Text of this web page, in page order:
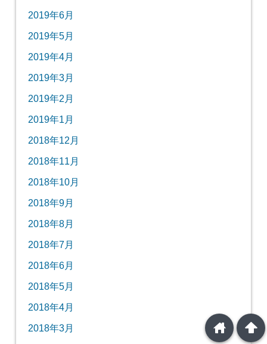
2019年6月
2019年5月
2019年4月
2019年3月
2019年2月
2019年1月
2018年12月
2018年11月
2018年10月
2018年9月
2018年8月
2018年7月
2018年6月
2018年5月
2018年4月
2018年3月
arrowup
home